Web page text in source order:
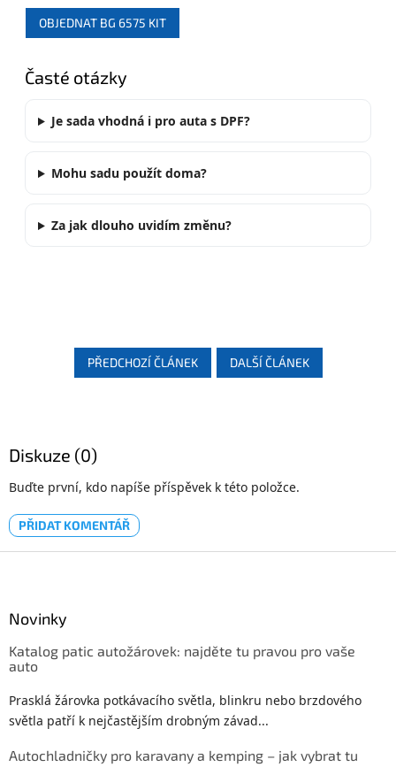
OBJEDNAT BG 6575 KIT
Časté otázky
Je sada vhodná i pro auta s DPF?
Mohu sadu použít doma?
Za jak dlouho uvidím změnu?
PŘEDCHOZÍ ČLÁNEK DALŠÍ ČLÁNEK
Diskuze (0)
Buďte první, kdo napíše příspěvek k této položce.
PŘIDAT KOMENTÁŘ
Novinky
Katalog patic autožárovek: najděte tu pravou pro vaše
auto
Prasklá žárovka potkávacího světla, blinkru nebo brzdového
světla patří k nejčastějším drobným závad...
Autochladničky pro karavany a kemping – jak vybrat tu